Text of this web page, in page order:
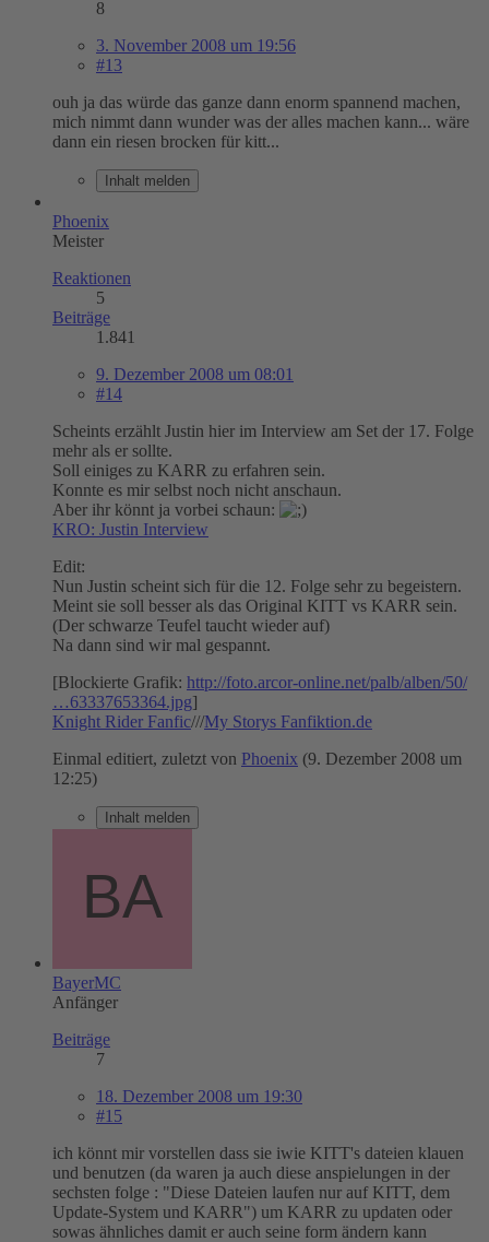
8
3. November 2008 um 19:56
#13
ouh ja das würde das ganze dann enorm spannend machen,
mich nimmt dann wunder was der alles machen kann... wäre
dann ein riesen brocken für kitt...
Inhalt melden
Phoenix
Meister
Reaktionen
5
Beiträge
1.841
9. Dezember 2008 um 08:01
#14
Scheints erzählt Justin hier im Interview am Set der 17. Folge
mehr als er sollte.
Soll einiges zu KARR zu erfahren sein.
Konnte es mir selbst noch nicht anschaun.
Aber ihr könnt ja vorbei schaun:
KRO: Justin Interview
Edit:
Nun Justin scheint sich für die 12. Folge sehr zu begeistern.
Meint sie soll besser als das Original KITT vs KARR sein.
(Der schwarze Teufel taucht wieder auf)
Na dann sind wir mal gespannt.
[Blockierte Grafik: http://foto.arcor-online.net/palb/alben/50/
…63337653364.jpg]
Knight Rider Fanfic///My Storys Fanfiktion.de
Einmal editiert, zuletzt von Phoenix (9. Dezember 2008 um
12:25)
Inhalt melden
BayerMC
Anfänger
Beiträge
7
18. Dezember 2008 um 19:30
#15
ich könnt mir vorstellen dass sie iwie KITT's dateien klauen
und benutzen (da waren ja auch diese anspielungen in der
sechsten folge : "Diese Dateien laufen nur auf KITT, dem
Update-System und KARR") um KARR zu updaten oder
sowas ähnliches damit er auch seine form ändern kann